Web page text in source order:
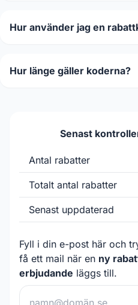
Hur använder jag en
Hur länge gäller koderna?
Senast
Antal rabatter
Totalt antal rabatter
Senast uppdaterad
Fyll i din e-post här och
få ett mail när en ny
erbjudande läggs till.